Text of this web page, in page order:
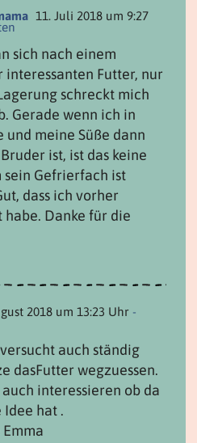
11. Juli 2018 um 9:27
sich nach einem
interessanten Futter, nur
schreckt mich
Gerade wenn ich in
und meine Süße dann
ist, ist das keine
sein Gefrierfach ist
dass ich vorher
Danke für die
2018 um 13:23 Uhr -
auch ständig
dasFutter wegzuessen.
interessieren ob da
hat .